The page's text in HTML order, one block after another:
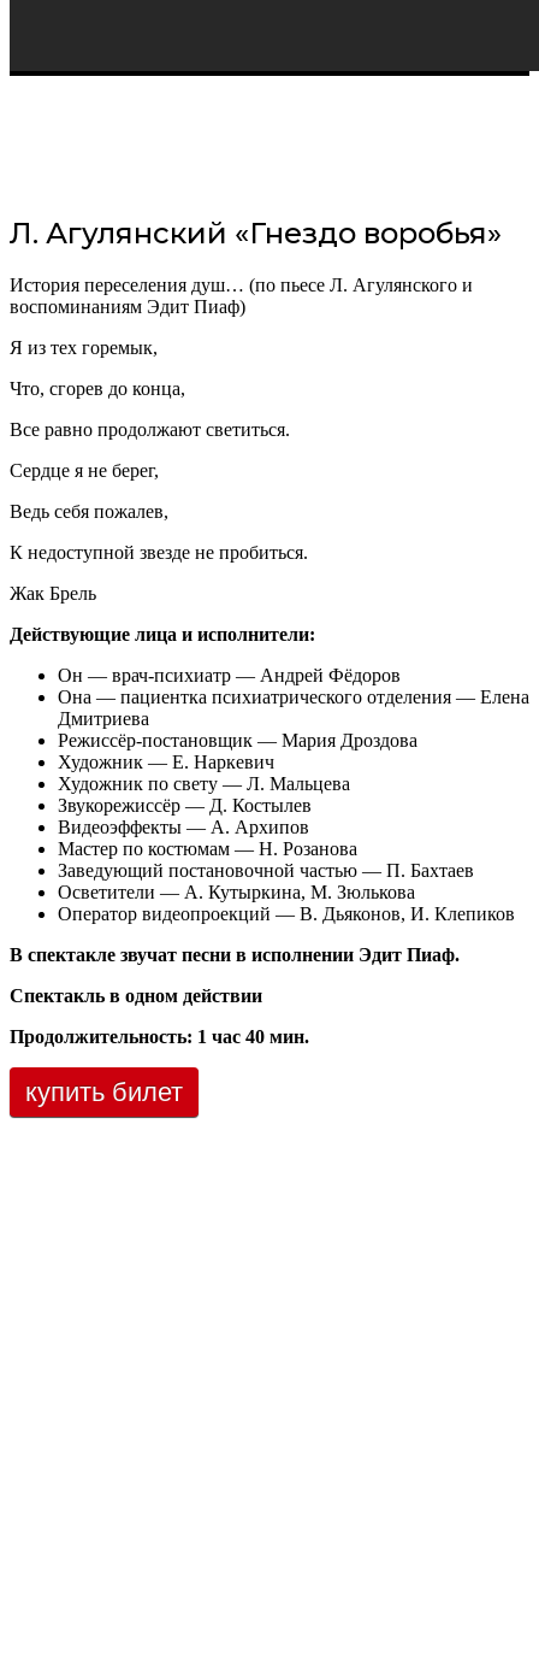
Л. Агулянский «Гнездо воробья»
История переселения душ… (по пьесе Л. Агулянского и
воспоминаниям Эдит Пиаф)
Я из тех горемык,
Что, сгорев до конца,
Все равно продолжают светиться.
Сердце я не берег,
Ведь себя пожалев,
К недоступной звезде не пробиться.
Жак Брель
Действующие лица и исполнители:
Он — врач-психиатр — Андрей Фёдоров
Она — пациентка психиатрического отделения — Елена
Дмитриева
Режиссёр-постановщик — Мария Дроздова
Художник — Е. Наркевич
Художник по свету — Л. Мальцева
Звукорежиссёр — Д. Костылев
Видеоэффекты — А. Архипов
Мастер по костюмам — Н. Розанова
Заведующий постановочной частью — П. Бахтаев
Осветители — А. Кутыркина, М. Зюлькова
Оператор видеопроекций — В. Дьяконов, И. Клепиков
В спектакле звучат песни в исполнении Эдит Пиаф.
Спектакль в одном действии
Продолжительность: 1 час 40 мин.
купить билет